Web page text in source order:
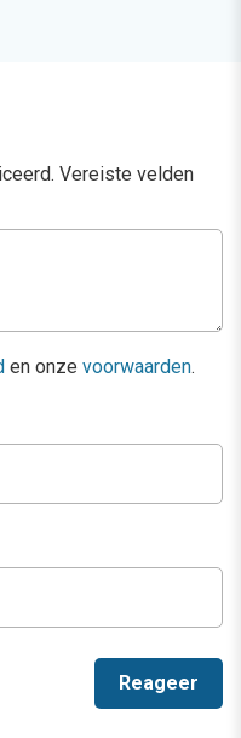
Vereiste velden
en onze voorwaarden.